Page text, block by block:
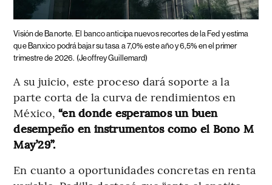
Visión de Banorte. El banco anticipa nuevos recortes de la Fed y estima
que Banxico podrá bajar su tasa a 7,0% este año y 6,5% en el primer
trimestre de 2026. (Jeoffrey Guillemard)
A su juicio, este proceso dará soporte a la
parte corta de la curva de rendimientos en
México,“en donde esperamos un buen
desempeño en instrumentos como el Bono M
May’29”.
En cuanto a oportunidades concretas en renta